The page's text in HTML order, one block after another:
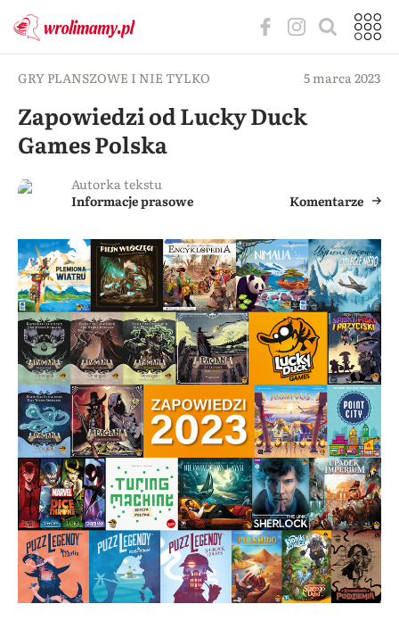
GRY PLANSZOWE I NIE TYLKO 5 marca 2023
Zapowiedzi od Lucky Duck
Games Polska
Autorka tekstu
Informacje prasowe
Komentarze